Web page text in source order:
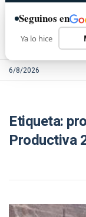
6/8/2026
Etiqueta:
Productiva
Seguinos en
Ya lo hice